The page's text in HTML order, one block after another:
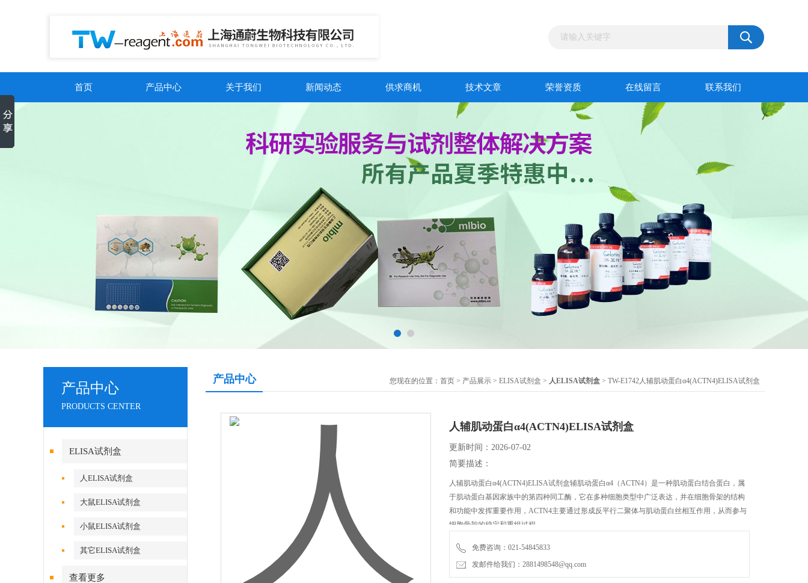
首页 产品中心 关于我们 新闻动态 供求商机 技术文章 荣誉资质 在线留言 联系我们
产品中心
PRODUCTS CENTER
ELISA试剂盒
人ELISA试剂盒
大鼠ELISA试剂盒
小鼠ELISA试剂盒
其它ELISA试剂盒
查看更多
产品中心 您现在的位置： 首页 > 产品展示 > ELISA试剂盒 > 人ELISA试剂盒 > TW-E1742人辅肌动蛋白α4(ACTN4)ELISA试剂盒
人辅肌动蛋白α4(ACTN4)ELISA试剂盒
更新时间：2026-07-02
简要描述：
人辅肌动蛋白α4(ACTN4)ELISA试剂盒辅肌动蛋白α4（ACTN4）是一种肌动蛋白结合蛋白，属
于肌动蛋白基因家族中的第四种同工酶，它在多种细胞类型中广泛表达，并在细胞骨架的结构
和功能中发挥重要作用，ACTN4主要通过形成反平行二聚体与肌动蛋白丝相互作用，从而参与
细胞骨架的稳定和重组过程。
免费咨询：021-54845833
发邮件给我们：2881498548@qq.com